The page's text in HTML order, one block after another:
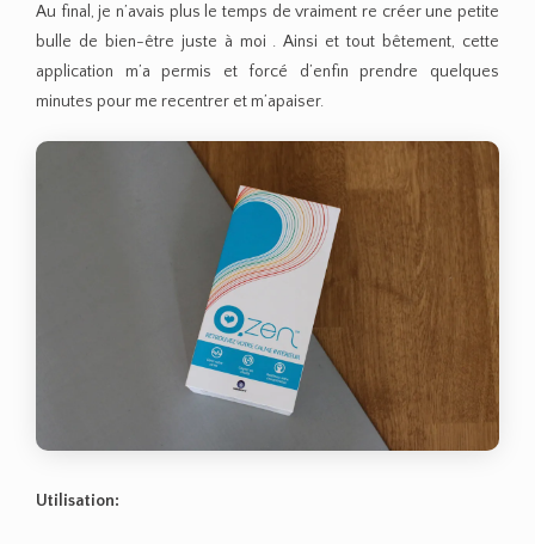
Au final, je n’avais plus le temps de vraiment re créer une petite
bulle de bien-être juste à moi . Ainsi et tout bêtement, cette
application m’a permis et forcé d’enfin prendre quelques
minutes pour me recentrer et m’apaiser.
Utilisation: